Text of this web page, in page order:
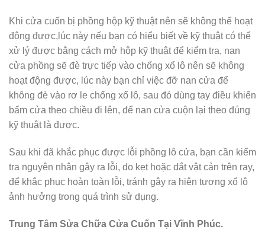
Khi cửa cuốn bị phồng hộp kỹ thuật nên sẽ không thể hoạt
động được,lúc này nếu bạn có hiểu biết về kỹ thuật có thể
xử lý được bằng cách mở hộp kỹ thuật để kiểm tra, nan
cửa phồng sẽ đè trực tiếp vào chống xổ lô nên sẽ không
hoạt động được, lúc này bạn chỉ việc đỡ nan cửa để
không đè vào rơ le chống xổ lô, sau đó dùng tay điều khiển
bấm cửa theo chiều đi lên, để nan cửa cuộn lại theo đúng
kỹ thuật là được.
Sau khi đã khắc phục được lỗi phồng lô cửa, bạn cần kiểm
tra nguyên nhân gây ra lỗi, do kẹt hoặc dắt vật cản trên ray,
để khắc phục hoàn toàn lỗi, tránh gây ra hiện tượng xổ lô
ảnh hưởng trong quá trình sử dụng.
Trung Tâm Sửa Chữa Cửa Cuốn Tại Vĩnh Phúc.